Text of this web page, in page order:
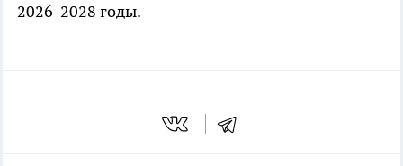
2026-2028 годы.